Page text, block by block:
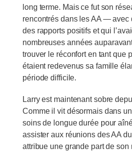
long terme. Mais ce fut son
rencontrés dans les AA — avec
des rapports positifs et qui
nombreuses années
trouver le réconfort en tant que
étaient redevenus sa famille
période difficile.
Larry est maintenant sobre
Comme il vit désormais dans
soins de longue durée pour
assister aux réunions des AA
attribue une grande part de son